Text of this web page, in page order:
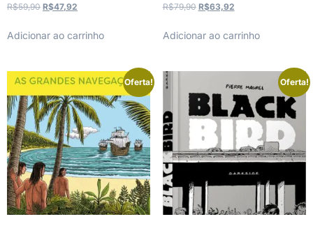
R$59,90 R$47,92
Adicionar ao carrinho
R$79,90 R$63,92
Adicionar ao carrinho
Oferta! Oferta!